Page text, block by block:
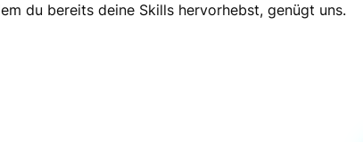
du bereits deine Skills hervorhebst, genügt uns.